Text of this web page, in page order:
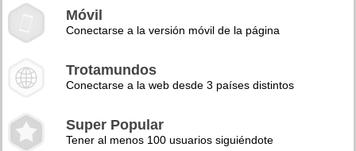
Móvil
Conectarse a la versión móvil de la página
Trotamundos
Conectarse a la web desde 3 países distintos
Super Popular
Tener al menos 100 usuarios siguiéndote